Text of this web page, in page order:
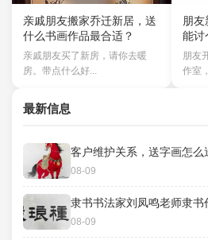
亲戚朋友搬家乔迁新居，送
什么书画作品最合适？
亲戚朋友买了新房，请你去暖
房。带点什么好...
朋
能讨
朋友
作室
最新信息
客户维护关系，送字画怎么
08-09
隶书书法家刘凤鸣老师隶书
08-09